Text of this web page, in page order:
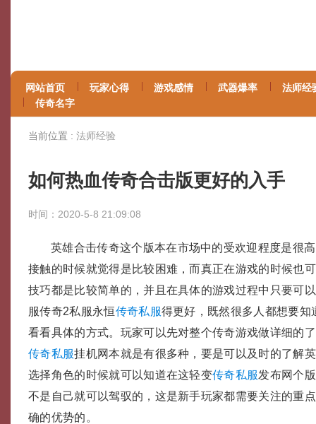
网站首页 玩家心得 游戏感情 武器爆率
法师经
传奇名字
当前位置 : 法师经验
如何热血传奇合击版更好的入手
时间：2020-5-8 21:09:08
英雄合击传奇这个版本在市场中的受欢迎程度是很
接触的时候就觉得是比较困难，而真正在游戏的时候也
技巧都是比较简单的，并且在具体的游戏过程中只要可
服传奇2私服永恒传奇私服得更好，既然很多人都想要知
看看具体的方式。玩家可以先对整个传奇游戏做详细的
传奇私服挂机网本就是有很多种，要是可以及时的了解
选择角色的时候就可以知道在这轻变传奇私服发布网个
不是自己就可以驾驭的，这是新手玩家都需要关注的重
确的优势的。